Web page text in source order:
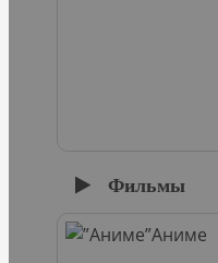
Фильмы
Аниме